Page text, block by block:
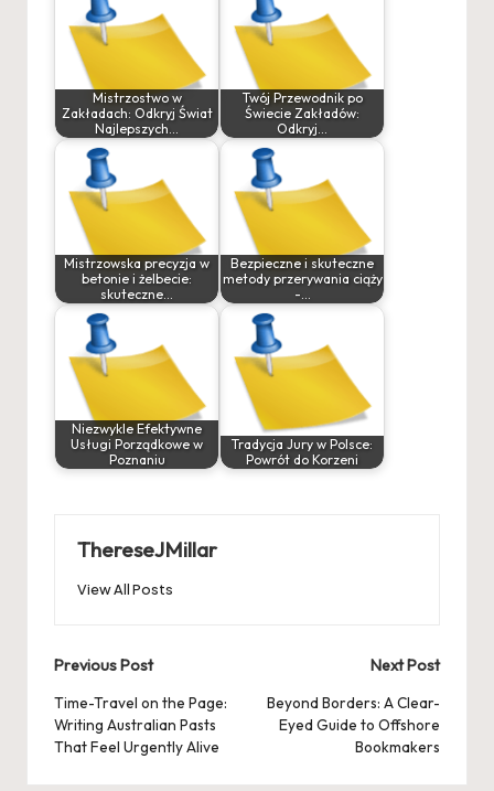
Mistrzostwo w
Zakładach: Odkryj Świat
Najlepszych…
Twój Przewodnik po
Świecie Zakładów:
Odkryj…
Mistrzowska precyzja w
betonie i żelbecie:
skuteczne…
Bezpieczne i skuteczne
metody przerywania ciąży
-…
Niezwykle Efektywne
Usługi Porządkowe w
Poznaniu
Tradycja Jury w Polsce:
Powrót do Korzeni
ThereseJMillar
View All Posts
Post
navigation
Previous Post
Time-Travel on the Page:
Writing Australian Pasts
That Feel Urgently Alive
Next Post
Beyond Borders: A Clear-
Eyed Guide to Offshore
Bookmakers